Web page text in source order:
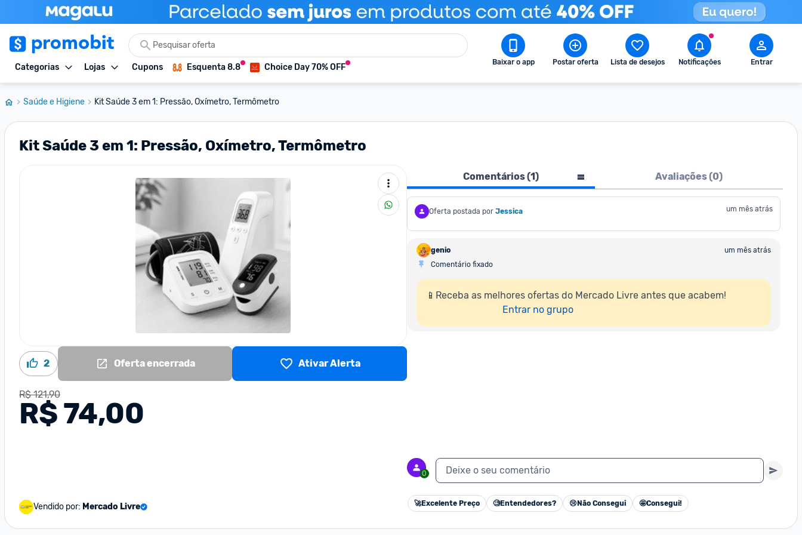
Categorias Lojas Cupons Esquenta 8.8 Choice Day 70% OFF Baixar o app Postar oferta Lista de desejos Notificações Entrar
Saúde e Higiene Kit Saúde 3 em 1: Pressão, Oxímetro, Termômetro
Kit Saúde 3 em 1: Pressão, Oxímetro, Termômetro
2 Oferta encerrada Ativar Alerta
R$ 121,90
R$ 74,00
Vendido por: Mercado Livre
Comentários (1) Avaliações (0)
Oferta postada por Jessica um mês atrás
genio
um mês atrás
Comentário fixado
📱Receba as melhores ofertas do Mercado Livre antes que acabem!
Entrar no grupo
0 Deixe o seu comentário
🚀Excelente Preço 🧐Entendedores? 😢 Não Consegui 🤩Consegui!